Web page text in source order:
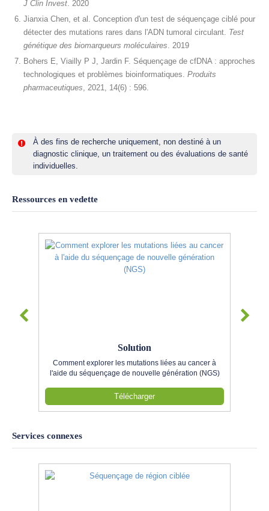
J Clin Invest. 2020
Jianxia Chen, et al. Conception d'un test de séquençage ciblé pour
détecter des mutations rares dans l'ADN tumoral circulant. Test
génétique des biomarqueurs moléculaires. 2019
Bohers E, Viailly P J, Jardin F. Séquençage de cfDNA : approches
technologiques et problèmes bioinformatiques. Produits
pharmaceutiques, 2021, 14(6) : 596.
À des fins de recherche uniquement, non destiné à un
diagnostic clinique, un traitement ou des évaluations de santé
individuelles.
Ressources en vedette
Solution
Comment explorer les mutations liées au cancer à
l'aide du séquençage de nouvelle génération (NGS)
Télécharger
Services connexes